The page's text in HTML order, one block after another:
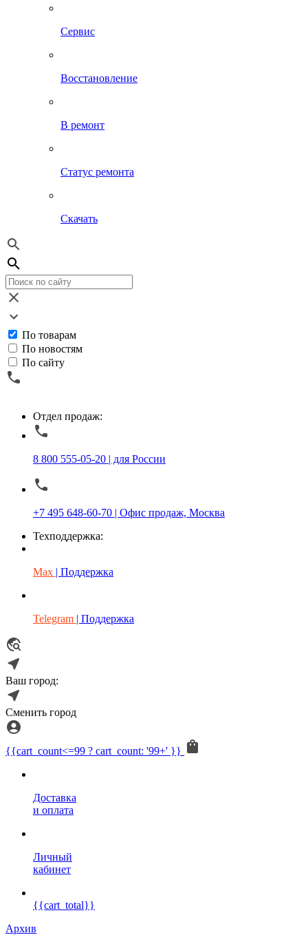
Сервис
Восстановление
В ремонт
Статус ремонта
Скачать
По товарам
По новостям
По сайту
Отдел продаж:
8 800 555-05-20 | для России
+7 495 648-60-70 | Офис продаж, Москва
Техподдержка:
Max | Поддержка
Telegram | Поддержка
Ваш город:
Сменить город
{{cart_count<=99 ? cart_count: '99+' }}
Доставка
и оплата
Личный
кабинет
{{cart_total}}
Архив